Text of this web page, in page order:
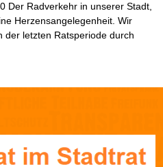
Der Radverkehr in unserer Stadt,
Herzensangelegenheit. Wir
der letzten Ratsperiode durch